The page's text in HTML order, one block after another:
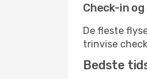
Check-in
De fleste
trinvise
Bedste